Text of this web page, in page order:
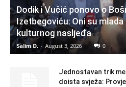
Dodik i Vučić ponovo o
Izetbegoviću: Oni su mlada
kulturnog nasljeđa
Salim D. - August 3, 2026 0
Jednostavan trik
doista svježa: